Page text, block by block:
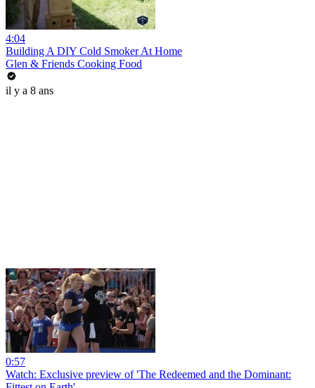
4:04
Building A DIY Cold Smoker At Home
Glen & Friends Cooking Food
il y a 8 ans
0:57
Watch: Exclusive preview of 'The Redeemed and the Dominant: